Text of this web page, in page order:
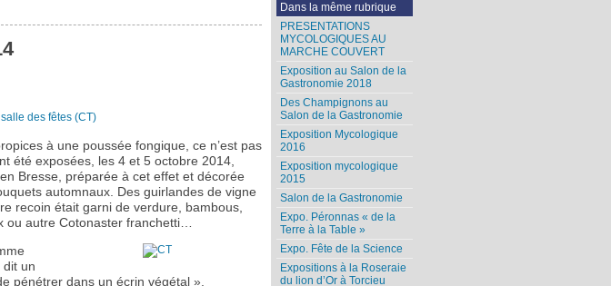
à une poussée fongique, ce n’est pas
été exposées, les 4 et 5 octobre 2014,
Bresse, préparée à cet effet et décorée
automnaux. Des guirlandes de vigne
recoin était garni de verdure, bambous,
ou autre Cotonaster franchetti…
dit un
pénétrer dans un écrin végétal ».
Dans la même rubrique
PRESENTATIONS
MYCOLOGIQUES AU
MARCHE COUVERT
Exposition au Salon de la
Gastronomie 2018
Des Champignons au
Salon de la Gastronomie
Exposition Mycologique
2016
Exposition mycologique
2015
Salon de la Gastronomie
Expo. Péronnas « de la
Terre à la Table »
Expo. Fête de la Science
Expositions à la Roseraie
du lion d’Or à Torcieu